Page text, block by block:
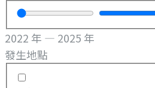
2022 年 — 2025 年
發生地點